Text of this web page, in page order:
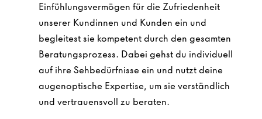
Einfühlungsvermögen für die Zufriedenheit
unserer Kundinnen und Kunden ein und
begleitest sie kompetent durch den gesamten
Beratungsprozess. Dabei gehst du individuell
auf ihre Sehbedürfnisse ein und nutzt deine
augenoptische Expertise, um sie verständlich
und vertrauensvoll zu beraten.